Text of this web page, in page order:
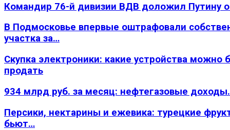
Командир 76-й дивизии ВДВ доложил Путину
В Подмосковье впервые оштрафовали
участка за…
Скупка электроники: какие устройства можно
продать
934 млрд руб. за месяц: нефтегазовые
Персики, нектарины и ежевика: турецкие
бьют…